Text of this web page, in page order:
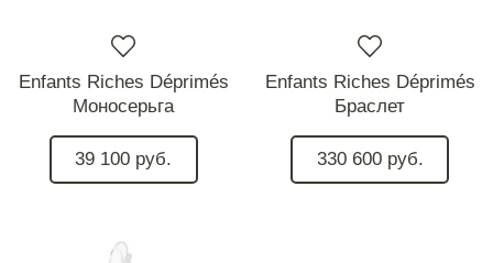
Enfants Riches Déprimés
Моносерьга
39 100 руб.
Enfants Riches Déprimés
Браслет
330 600 руб.